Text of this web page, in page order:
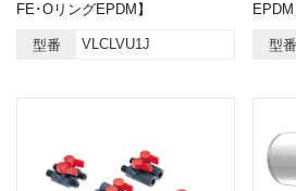
FE･OリングEPDM】
型番 VLCLVU1J
EPDM
型番